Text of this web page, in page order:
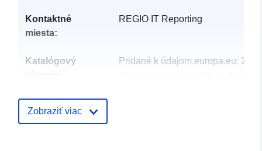
Kontaktné
miesta:
REGIO IT Reporting
Katalógový
Pridané k údajom.europa.eu: 23
uriRef:
Zobraziť viac